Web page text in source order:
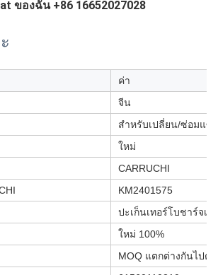
ของฉัน +86 16652027028
ค่า
จีน
สำหรับเปลี่ยน/ซ่อมแซ
ใหม่
CARRUCHI
KM2401575
ปะเก็นเทอร์โบชาร์จเจ
ใหม่ 100%
MOQ แตกต่างกันไป